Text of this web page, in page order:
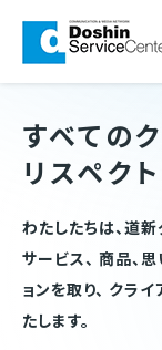
すべての
リスペク
わたしたちは、道
サービス、 商品、
ョンを取り、 クライ
たします。